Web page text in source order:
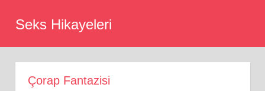
Seks Hikayeleri
Çorap Fantazisi